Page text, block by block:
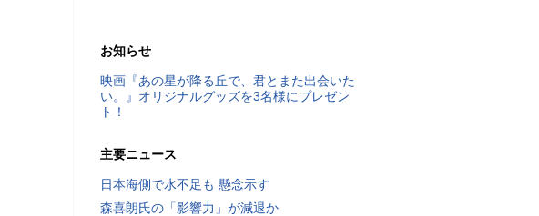
お知らせ
映画『あの星が降る丘で、君とまた出会いた
い。』オリジナルグッズを3名様にプレゼン
ト！
主要ニュース
日本海側で水不足も 懸念示す
森喜朗氏の「影響力」が減退か